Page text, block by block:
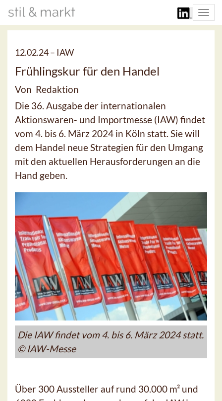
12.02.24 – IAW
Frühlingskur für den Handel
Von Redaktion
Die 36. Ausgabe der internationalen
Aktionswaren- und Importmesse (IAW) findet
vom 4. bis 6. März 2024 in Köln statt. Sie will
dem Handel neue Strategien für den Umgang
mit den aktuellen Herausforderungen an die
Hand geben.
Die IAW findet vom 4. bis 6. März 2024 statt.
© IAW-Messe
Über 300 Aussteller auf rund 30.000 m² und